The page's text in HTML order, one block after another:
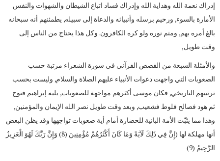
إدراك نعمة الله وهداية الله وإدراك فساد اتباع الشيطان والشهوات والنفس
الأمارة بالسوء, ورحيم برسله وأنبيائه والدعاة إلى سبيله, يطمئنهم أنه سبحانه
بالغ أمره بهم, ومتم نوره ولو كره الكافرون. وكل هذا يحتاج من الناس إلى
وقت طويل,
والأمثلة السبعة من القصص القرآني في سورة الشعراء مرتبة حسب
الصعوبات التي واجهت دعوات الأنبياء عليهم الصلاة والسلام, وليست بحسب
ترتيبهم التاريخي, فكان موسى أكثرهم مواجهة للصعوبات, يليه إبراهيم فنوح
ثم هود فصالح فلوط فشعيب, وبعد وقت طويل نصر الله الإيمان والمؤمنين,
وهذا مما يثبّت الأمة البانية للحضارة أمام أية صعوبات تواجهها وقد يظن البعض
أنها مهلكة لها (إِنَّ فِي ذَلِكَ لَآيَةً وَمَا كَانَ أَكْثَرُهُمْ مُؤْمِنِينَ (8) وَإِنَّ رَبَّكَ لَهُوَ الْعَزِيزُ
الرَّحِيمُ (9)